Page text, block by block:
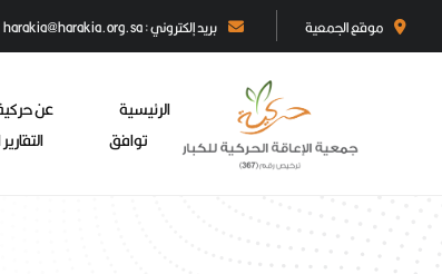
موقع الجمعية بريد إلكتروني : harakia@harakia.org.sa
الرئيسية عن
توافق